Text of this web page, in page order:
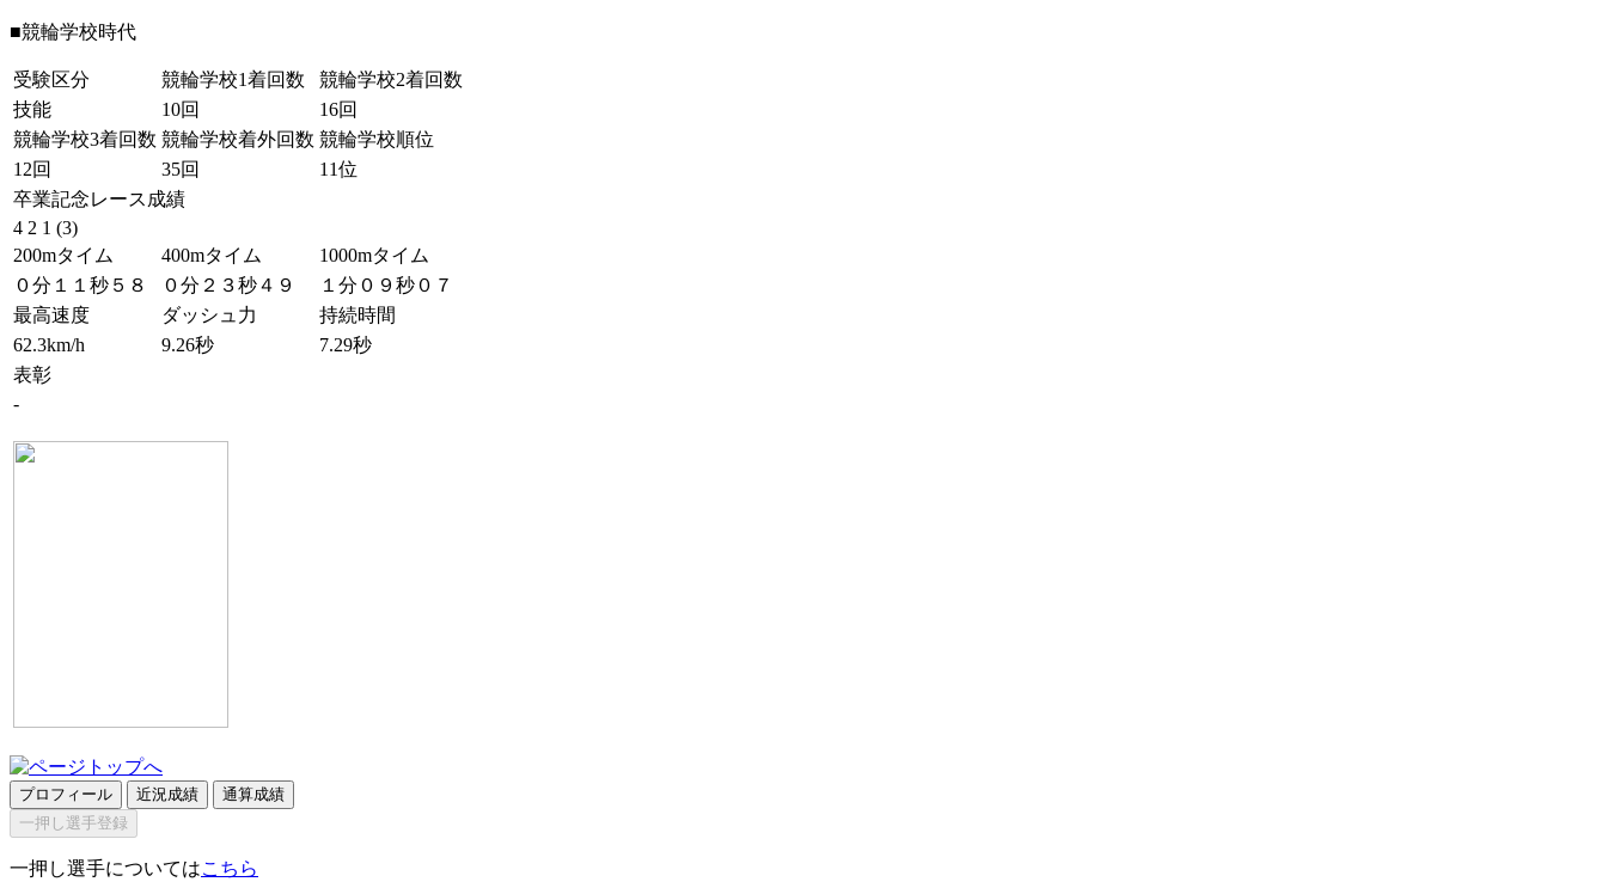
■競輪学校時代
受験区分 競輪学校1着回数
競輪学校2着回数
技能
10回
16回
競輪学校3着回数 競輪学校着外回数 競輪学校順位
12回
35回
11位
卒業記念レース成績
4 2 1 (3)
200mタイム
400mタイム
1000mタイム
０分１１秒５８
０分２３秒４９
１分０９秒０７
最高速度
ダッシュ力
持続時間
62.3km/h
9.26秒
7.29秒
表彰
-
プロフィール 近況成績
通算成績
一押し選手登録
一押し選手についてはこちら